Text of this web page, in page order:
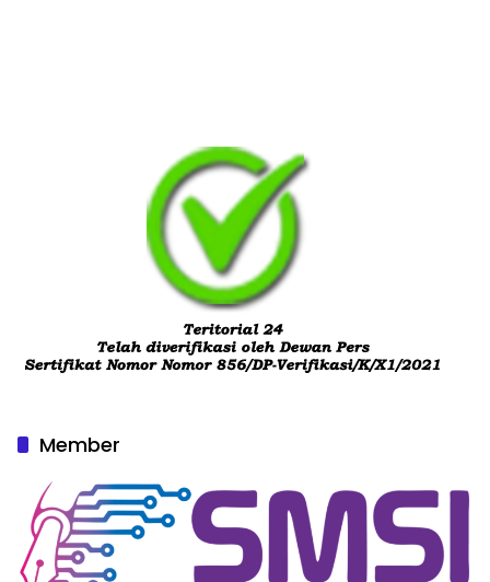
Member